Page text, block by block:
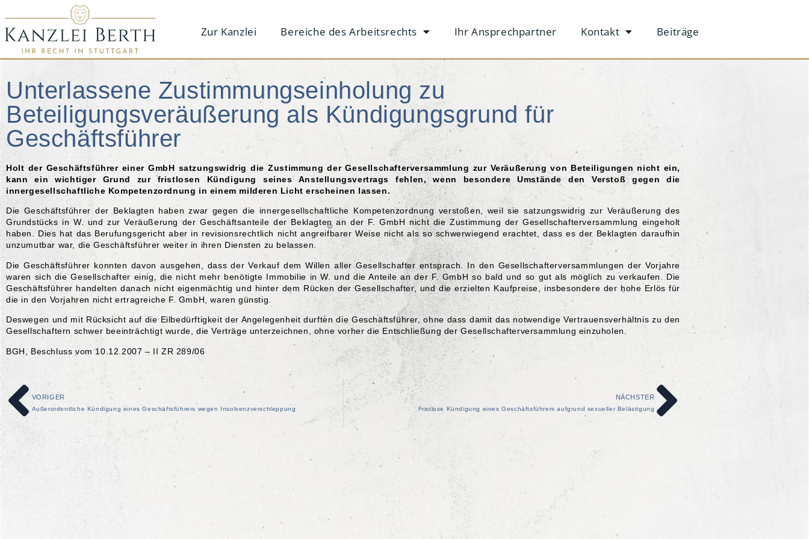
Zur Kanzlei Bereiche des Arbeitsrechts Ihr Ansprechpartner Kontakt Beiträge
Unterlassene Zustimmungseinholung zu
Beteiligungsveräußerung als Kündigungsgrund für
Geschäftsführer
Holt der Geschäftsführer einer GmbH satzungswidrig die Zustimmung der Gesellschafterversammlung zur Veräußerung von Beteiligungen nicht ein,
kann ein wichtiger Grund zur fristlosen Kündigung seines Anstellungsvertrags fehlen, wenn besondere Umstände den Verstoß gegen die
innergesellschaftliche Kompetenzordnung in einem milderen Licht erscheinen lassen.
Die Geschäftsführer der Beklagten haben zwar gegen die innergesellschaftliche Kompetenzordnung verstoßen, weil sie satzungswidrig zur Veräußerung des
Grundstücks in W. und zur Veräußerung der Geschäftsanteile der Beklagten an der F. GmbH nicht die Zustimmung der Gesellschafterversammlung eingeholt
haben. Dies hat das Berufungsgericht aber in revisionsrechtlich nicht angreifbarer Weise nicht als so schwerwiegend erachtet, dass es der Beklagten daraufhin
unzumutbar war, die Geschäftsführer weiter in ihren Diensten zu belassen.
Die Geschäftsführer konnten davon ausgehen, dass der Verkauf dem Willen aller Gesellschafter entsprach. In den Gesellschafterversammlungen der Vorjahre
waren sich die Gesellschafter einig, die nicht mehr benötigte Immobilie in W. und die Anteile an der F. GmbH so bald und so gut als möglich zu verkaufen. Die
Geschäftsführer handelten danach nicht eigenmächtig und hinter dem Rücken der Gesellschafter, und die erzielten Kaufpreise, insbesondere der hohe Erlös für
die in den Vorjahren nicht ertragreiche F. GmbH, waren günstig.
Deswegen und mit Rücksicht auf die Eilbedürftigkeit der Angelegenheit durften die Geschäftsführer, ohne dass damit das notwendige Vertrauensverhältnis zu den
Gesellschaftern schwer beeinträchtigt wurde, die Verträge unterzeichnen, ohne vorher die Entschließung der Gesellschafterversammlung einzuholen.
BGH, Beschluss vom 10.12.2007 – II ZR 289/06
VORIGER
Außerordentliche Kündigung eines Geschäftsführers wegen Insolvenzverschleppung
NÄCHSTER
Fristlose Kündigung eines Geschäftsführers aufgrund sexueller Belästigung